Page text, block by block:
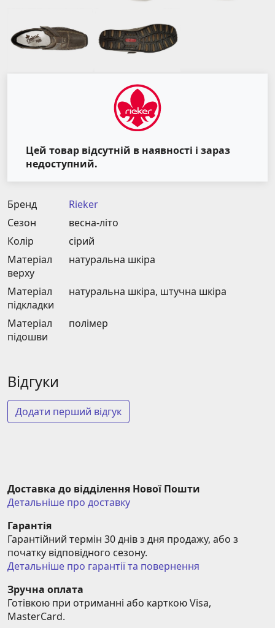
Цей товар відсутній в наявності і зараз
недоступний.
Бренд
Rieker
Сезон
весна-літо
Колір
сірий
Матеріал
верху
натуральна шкіра
Матеріал
підкладки
натуральна шкіра, штучна шкіра
Матеріал
підошви
полімер
Відгуки
Додати перший відгук
Доставка до відділення Нової Пошти
Детальніше про доставку
Гарантія
Гарантійний термін 30 днів з дня продажу, або з
початку відповідного сезону.
Детальніше про гарантії та повернення
Зручна оплата
Готівкою при отриманні або карткою Visa,
MasterCard.